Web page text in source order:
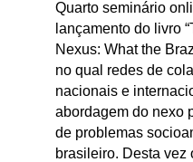
Quarto seminário
lançamento do livro
Nexus: What the
no qual redes de
nacionais e
abordagem do nexo
de problemas
brasileiro. Desta vez